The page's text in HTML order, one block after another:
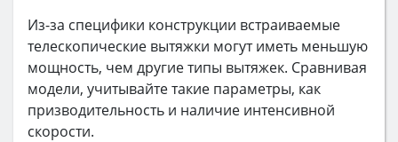
Из-за специфики конструкции встраиваемые
телескопические вытяжки могут иметь меньшую
мощность, чем другие типы вытяжек. Сравнивая
модели, учитывайте такие параметры, как
призводительность и наличие интенсивной
скорости.